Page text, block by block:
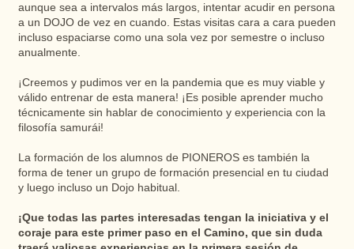
aunque sea a intervalos más largos, intentar acudir en persona
a un DOJO de vez en cuando. Estas visitas cara a cara pueden
incluso espaciarse como una sola vez por semestre o incluso
anualmente.
¡Creemos y pudimos ver en la pandemia que es muy viable y
válido entrenar de esta manera! ¡Es posible aprender mucho
técnicamente sin hablar de conocimiento y experiencia con la
filosofía samurái!
La formación de los alumnos de PIONEROS es también la
forma de tener un grupo de formación presencial en tu ciudad
y luego incluso un Dojo habitual.
¡Que todas las partes interesadas tengan la iniciativa y el
coraje para este primer paso en el Camino, que sin duda